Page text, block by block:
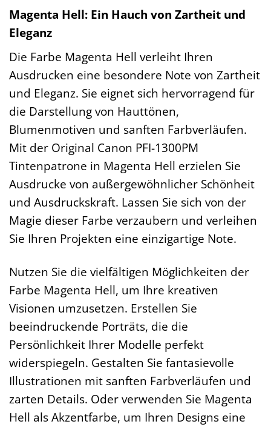
Magenta Hell: Ein Hauch von Zartheit und
Eleganz
Die Farbe Magenta Hell verleiht Ihren
Ausdrucken eine besondere Note von Zartheit
und Eleganz. Sie eignet sich hervorragend für
die Darstellung von Hauttönen,
Blumenmotiven und sanften Farbverläufen.
Mit der Original Canon PFI-1300PM
Tintenpatrone in Magenta Hell erzielen Sie
Ausdrucke von außergewöhnlicher Schönheit
und Ausdruckskraft. Lassen Sie sich von der
Magie dieser Farbe verzaubern und verleihen
Sie Ihren Projekten eine einzigartige Note.
Nutzen Sie die vielfältigen Möglichkeiten der
Farbe Magenta Hell, um Ihre kreativen
Visionen umzusetzen. Erstellen Sie
beeindruckende Porträts, die die
Persönlichkeit Ihrer Modelle perfekt
widerspiegeln. Gestalten Sie fantasievolle
Illustrationen mit sanften Farbverläufen und
zarten Details. Oder verwenden Sie Magenta
Hell als Akzentfarbe, um Ihren Designs eine